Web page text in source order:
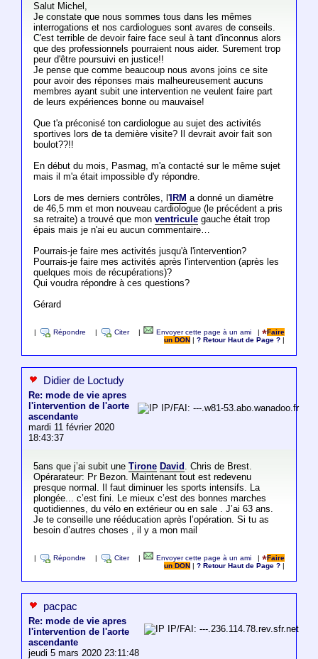
Salut Michel,
Je constate que nous sommes tous dans les mêmes
interrogations et nos cardiologues sont avares de conseils.
C'est terrible de devoir faire face seul à tant d'inconnus alors
que des professionnels pourraient nous aider. Surement trop
peur d'être poursuivi en justice!!
Je pense que comme beaucoup nous avons joins ce site
pour avoir des réponses mais malheureusement aucuns
membres ayant subit une intervention ne veulent faire part
de leurs expériences bonne ou mauvaise!
Que t'a préconisé ton cardiologue au sujet des activités
sportives lors de ta dernière visite? Il devrait avoir fait son
boulot??!!
En début du mois, Pasmag, m'a contacté sur le même sujet
mais il m'a était impossible d'y répondre.
Lors de mes derniers contrôles, l'IRM a donné un diamètre
de 46,5 mm et mon nouveau cardiologue (le précédent a pris
sa retraite) a trouvé que mon ventriculegauche était trop
épais mais je n'ai eu aucun commentaire…
Pourrais-je faire mes activités jusqu'à l'intervention?
Pourrais-je faire mes activités après l'intervention (après les
quelques mois de récupérations)?
Qui voudra répondre à ces questions?
Gérard
Répondre Citer Envoyer cette page à un ami |
Faire
un DON
|? Retour Haut de Page ?
Didier de Loctudy
Re: mode de vie apres
l'intervention de l'aorte
ascendante
mardi 11 février 2020
18:43:37
IP/FAI: ---.w81-53.abo.wanadoo.fr
5ans que j’ai subit une Tirone David . Chris de Brest.
Opérarateur: Pr Bezon. Maintenant tout est redevenu
presque normal. Il faut diminuer les sports intensifs. La
plongée... c’est fini. Le mieux c’est des bonnes marches
quotidiennes, du vélo en extérieur ou en sale . J’ai 63 ans.
Je te conseille une rééducation après l’opération. Si tu as
besoin d’autres choses , il y a mon mail
Répondre Citer Envoyer cette page à un ami |
Faire
un DON
|? Retour Haut de Page ?
pacpac
Re: mode de vie apres
l'intervention de l'aorte
ascendante
jeudi 5 mars 2020 23:11:48
IP/FAI: ---.236.114.78.rev.sfr.net